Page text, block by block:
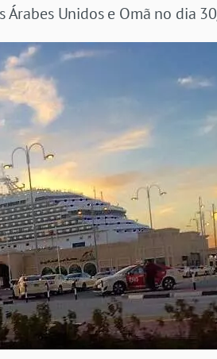
Árabes Unidos e Omã no dia